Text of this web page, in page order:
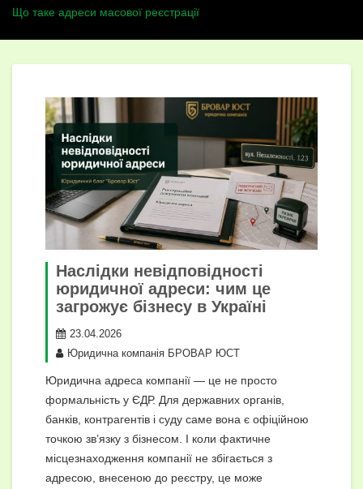
Що таке адреси масової реєстрації
Наслідки невідповідності
юридичної адреси: чим це
загрожує бізнесу в Україні
23.04.2026
Юридична компанія БРОВАР ЮСТ
Юридична адреса компанії — це не просто
формальність у ЄДР. Для державних органів,
банків, контрагентів і суду саме вона є офіційною
точкою зв’язку з бізнесом. І коли фактичне
місцезнаходження компанії не збігається з
адресою, внесеною до реєстру, це може